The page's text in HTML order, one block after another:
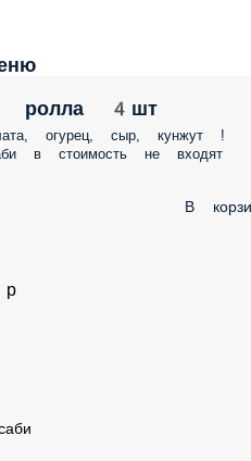
ролла 4шт
огурец, сыр, кунжут !
в стоимость не входят
В